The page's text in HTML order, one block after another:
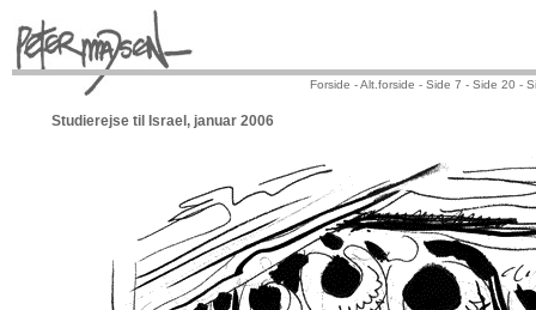
Forside -Alt.forside - Side 7 - Side 20 -
Studierejse til Israel, januar 2006